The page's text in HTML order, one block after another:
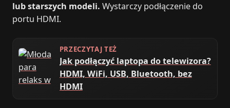
lub starszych modeli. Wystarczy podłączenie do
portu HDMI.
PRZECZYTAJ TEŻ
Jak podłączyć laptopa do telewizora?
HDMI, WiFi, USB, Bluetooth, bez
HDMI